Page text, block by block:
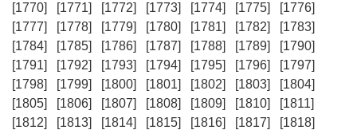
[1770]
[1771] [1772] [1773] [1774] [1775]
[1776]
[1777]
[1778] [1779] [1780] [1781] [1782]
[1783]
[1784]
[1785] [1786] [1787] [1788] [1789]
[1790]
[1791]
[1792] [1793] [1794] [1795] [1796]
[1797]
[1798]
[1799] [1800] [1801] [1802] [1803]
[1804]
[1805]
[1806] [1807] [1808] [1809] [1810]
[1811]
[1812]
[1813] [1814] [1815] [1816] [1817]
[1818]